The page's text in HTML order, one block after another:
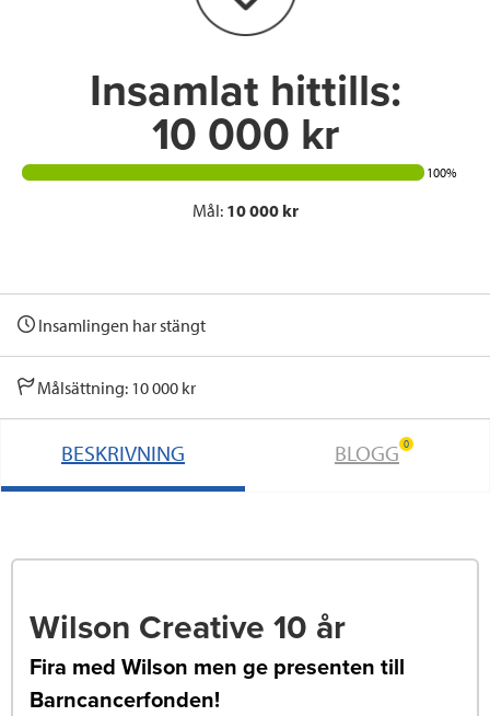
n
Insamlat hittills:
10 000 kr
100%
Mål: 10 000 kr
Insamlingen har stängt
Målsättning: 10 000 kr
BESKRIVNING BLOGG 0
Wilson Creative 10 år
Fira med Wilson men ge presenten till
Barncancerfonden!